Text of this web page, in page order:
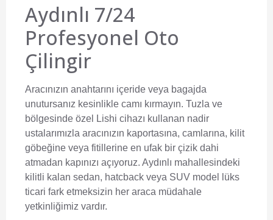
Aydınlı 7/24
Profesyonel Oto
Çilingir
Aracınızın anahtarını içeride veya bagajda
unutursanız kesinlikle camı kırmayın. Tuzla ve
bölgesinde özel Lishi cihazı kullanan nadir
ustalarımızla aracınızın kaportasına, camlarına, kilit
göbeğine veya fitillerine en ufak bir çizik dahi
atmadan kapınızı açıyoruz. Aydınlı mahallesindeki
kilitli kalan sedan, hatcback veya SUV model lüks
ticari fark etmeksizin her araca müdahale
yetkinliğimiz vardır.